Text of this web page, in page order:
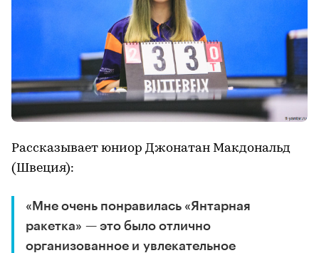
Рассказывает юниор Джонатан Макдональд
(Швеция):
«Мне очень понравилась «Янтарная
ракетка» — это было отлично
организованное и увлекательное